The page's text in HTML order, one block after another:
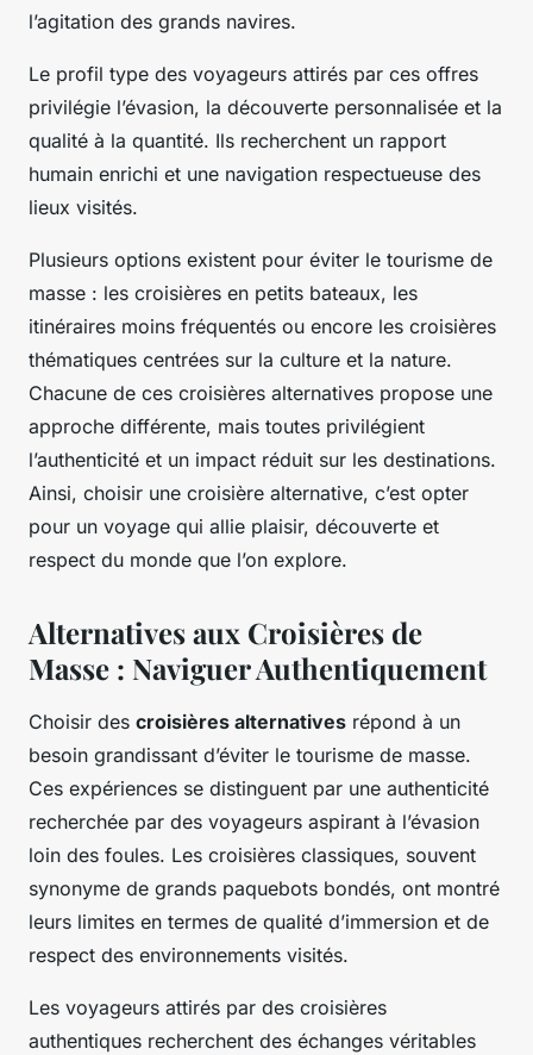
l’agitation des grands navires.
Le profil type des voyageurs attirés par ces offres
privilégie l’évasion, la découverte personnalisée et la
qualité à la quantité. Ils recherchent un rapport
humain enrichi et une navigation respectueuse des
lieux visités.
Plusieurs options existent pour éviter le tourisme de
masse : les croisières en petits bateaux, les
itinéraires moins fréquentés ou encore les croisières
thématiques centrées sur la culture et la nature.
Chacune de ces croisières alternatives propose une
approche différente, mais toutes privilégient
l’authenticité et un impact réduit sur les destinations.
Ainsi, choisir une croisière alternative, c’est opter
pour un voyage qui allie plaisir, découverte et
respect du monde que l’on explore.
Alternatives aux Croisières de
Masse : Naviguer Authentiquement
Choisir des croisières alternatives répond à un
besoin grandissant d’éviter le tourisme de masse.
Ces expériences se distinguent par une authenticité
recherchée par des voyageurs aspirant à l’évasion
loin des foules. Les croisières classiques, souvent
synonyme de grands paquebots bondés, ont montré
leurs limites en termes de qualité d’immersion et de
respect des environnements visités.
Les voyageurs attirés par des croisières
authentiques recherchent des échanges véritables